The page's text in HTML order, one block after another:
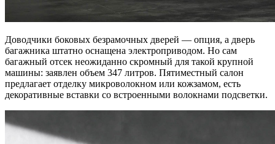
Доводчики боковых безрамочных дверей — опция, а дверь
багажника штатно оснащена электроприводом. Но сам
багажный отсек неожиданно скромный для такой крупной
машины: заявлен объем 347 литров. Пятиместный салон
предлагает отделку микроволокном или кожзамом, есть
декоративные вставки со встроенными волокнами подсветки.